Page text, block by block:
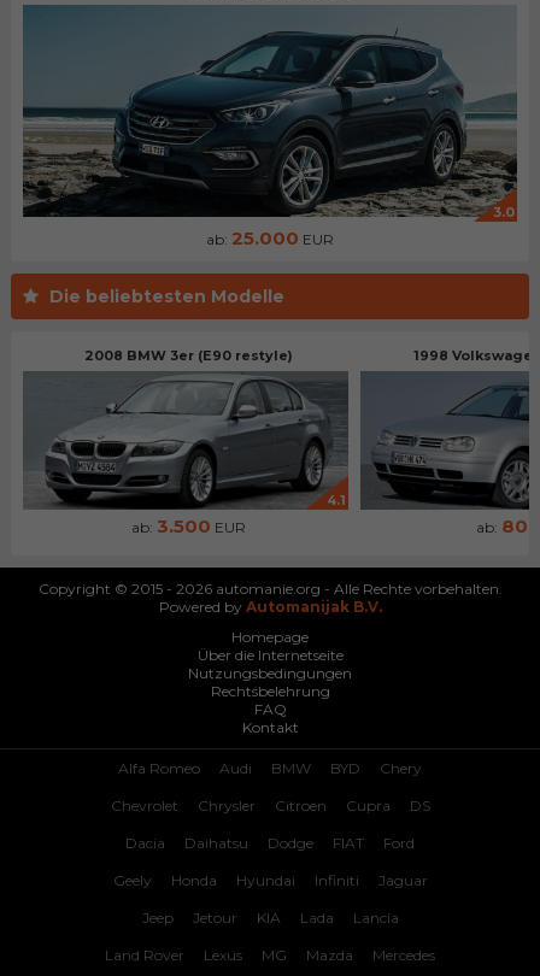
3.0
ab: 25.000 EUR
Die beliebtesten Modelle
2008 BMW 3er (E90 restyle)
4.1
ab: 3.500 EUR
1998
ab: 800
Copyright © 2015 - 2026 automanie.org - Alle Rechte vorbehalten.
Powered by Automanijak B.V.
Homepage
Über die Internetseite
Nutzungsbedingungen
Rechtsbelehrung
FAQ
Kontakt
Alfa Romeo Audi BMW BYD Chery
Chevrolet Chrysler Citroen Cupra DS
Dacia Daihatsu Dodge FIAT Ford
Geely Honda Hyundai Infiniti Jaguar
Jeep Jetour KIA Lada Lancia
Land Rover Lexus MG Mazda Mercedes